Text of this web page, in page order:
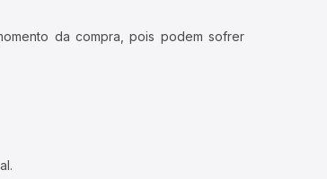
da compra, pois podem sofrer